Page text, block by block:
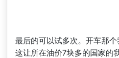
最后的可以试多次。开车那个
这让所在油价7块多的国家的